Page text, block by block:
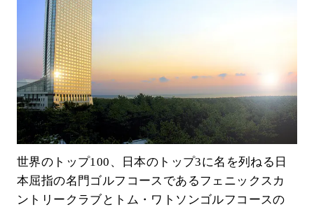
世界のトップ100、日本のトップ3に名を列ねる日
本屈指の名門ゴルフコースであるフェニックスカ
ントリークラブとトム・ワトソンゴルフコースの